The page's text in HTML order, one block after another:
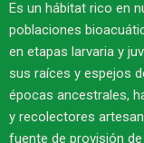
Es un hábitat rico en
poblaciones
en etapas larvaria y
sus raíces y espejos
épocas ancestrales,
y recolectores
fuente de provisión